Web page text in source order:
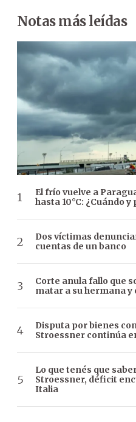
Notas más leídas
El frío vuelve a
hasta 10°C: ¿Cuándo
Dos víctimas
cuentas de un banco
Corte anula fallo que
matar a su hermana
Disputa por bienes
Stroessner continúa
Lo que tenés que
Stroessner, déficit
Italia